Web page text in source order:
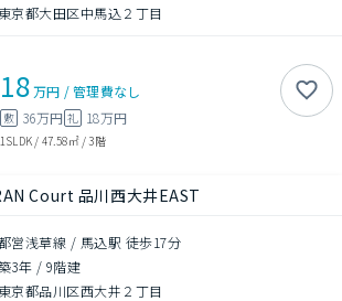
東京都大田区中馬込２丁目
18万円 /管理費なし
敷 36万円 礼 18万円
1SLDK / 47.58㎡/3階
Court 品川西大井EAST
営浅草線 / 馬込駅 徒歩17分
3年 / 9階建
東京都品川区西大井２丁目